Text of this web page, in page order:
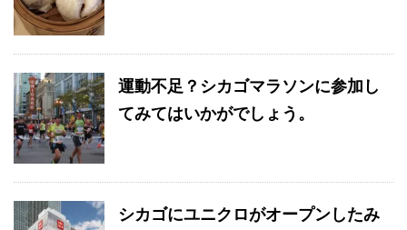
運動不足？シカゴマラソンに参加し
てみてはいかがでしょう。
シカゴにユニクロがオープンしたみ